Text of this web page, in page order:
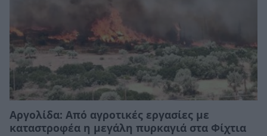
Αργολίδα: Από αγροτικές εργασίες με
καταστροφέα η μεγάλη πυρκαγιά στα Φίχτια